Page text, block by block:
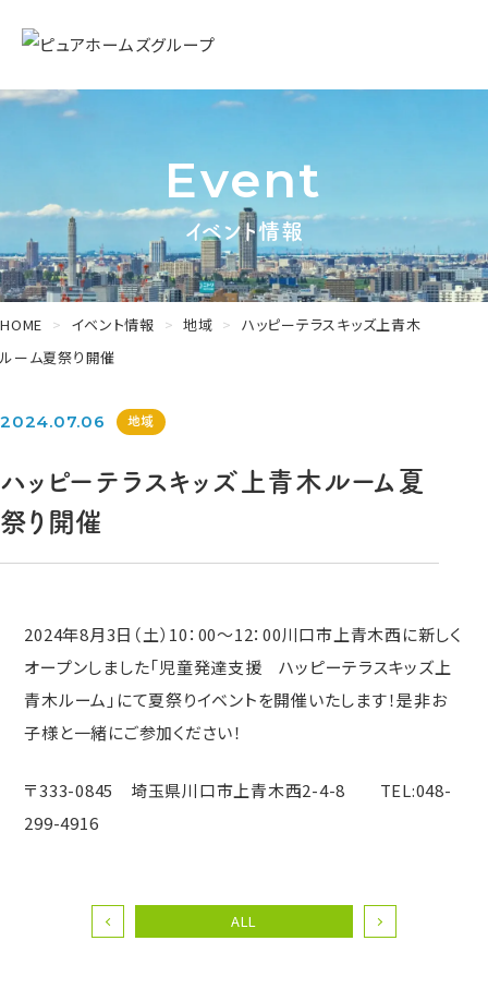
Event
イベント情報
HOME イベント情報 地域
ハッピーテラスキッズ上青木
ルーム夏祭り開催
2024.07.06 地域
ハッピーテラスキッズ上青木ルーム夏
祭り開催
2024年8月3日（土）10：00～12：00川口市上青木西に新しく
オープンしました「児童発達支援 ハッピーテラスキッズ上
青木ルーム」にて夏祭りイベントを開催いたします！是非お
子様と一緒にご参加ください！
〒333-0845 埼玉県川口市上青木西2-4-8 TEL:048-
299-4916
ALL